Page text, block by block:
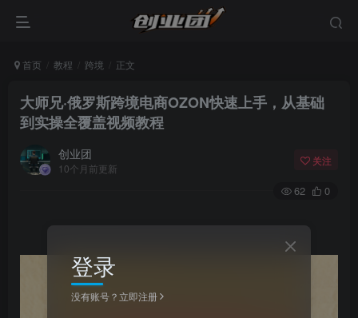
首页 教程 跨境 正文
大师兄·俄罗斯跨境电商OZON快速上手，从基础
到实操全覆盖视频教程
创业团
10个月前更新
关注
62 0
登录
没有账号？立即注册